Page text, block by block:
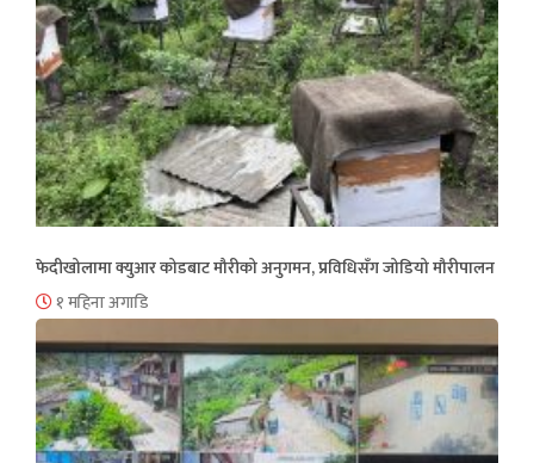
फेदीखोलामा क्युआर कोडबाट मौरीको अनुगमन, प्रविधिसँग जोडियो मौरीपालन
१ महिना अगाडि